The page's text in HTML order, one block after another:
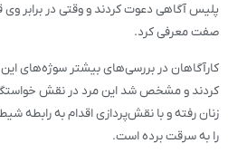
پلیس آگاهی دعوت کردند و وقتی در برابر وی
صفت معرفی کرد.
کارآگاهان در بررسی‌های بیشتر سوژه‌های
کردند و مشخص شد این مرد در نقش
زنان رفته و با نقش‌پردازی اقدام به رابطه
را به سرقت برده است.